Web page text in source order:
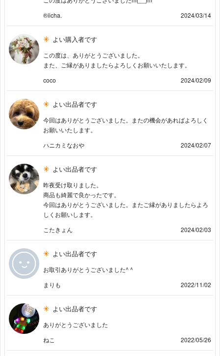
®️iicha.
2024/03/14
よい購入者です
この度は、ありがとうございました。
また、ご縁がありましたらよろしくお願いいたします。
coco
2024/02/09
よい出品者です
今回はありがとうございました。またの機会があればよろしく
お願いいたします。
ハニカミなおや
2024/02/07
よい出品者です
昨夜受け取りました。
商品も綺麗で良かったです。
今回はありがとうございました。またご縁がありましたらよろ
しくお願いします。
こたきょん
2024/02/03
よい出品者です
お取引ありがとうございました^ ^
まりも
2022/11/02
よい出品者です
ありがとうございました
ねこ
2022/05/26